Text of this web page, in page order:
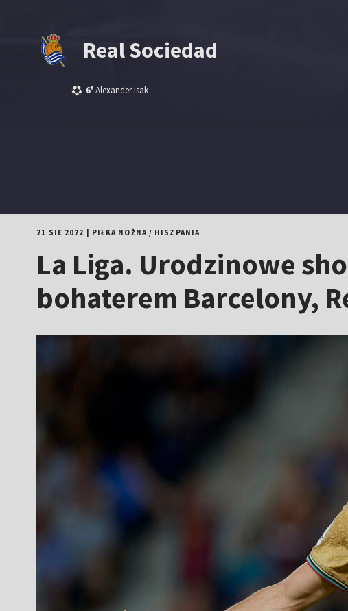
Real Sociedad
6' Alexander Isak
21 SIE 2022 PIŁKA NOŻNA/ HISZPANIA
La Liga. Urodzinowe
bohaterem Barcelony,